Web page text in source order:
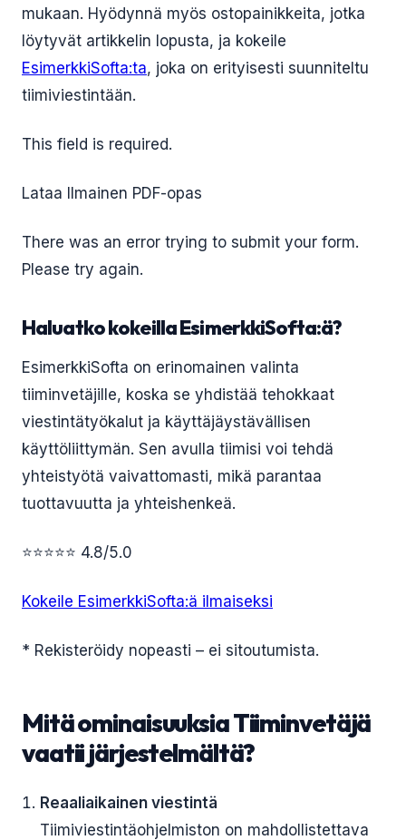
mukaan. Hyödynnä myös ostopainikkeita, jotka
löytyvät artikkelin lopusta, ja kokeile
EsimerkkiSofta:ta, joka on erityisesti suunniteltu
tiimiviestintään.
This field is required.
Lataa Ilmainen PDF-opas
There was an error trying to submit your form.
Please try again.
Haluatko kokeilla EsimerkkiSofta:ä?
EsimerkkiSofta on erinomainen valinta
tiiminvetäjille, koska se yhdistää tehokkaat
viestintätyökalut ja käyttäjäystävällisen
käyttöliittymän. Sen avulla tiimisi voi tehdä
yhteistyötä vaivattomasti, mikä parantaa
tuottavuutta ja yhteishenkeä.
⭐⭐⭐⭐⭐ 4.8/5.0
Kokeile EsimerkkiSofta:ä ilmaiseksi
* Rekisteröidy nopeasti – ei sitoutumista.
Mitä ominaisuuksia Tiiminvetäjä
vaatii järjestelmältä?
Reaaliaikainen viestintä
Tiimiviestintäohjelmiston on mahdollistettava